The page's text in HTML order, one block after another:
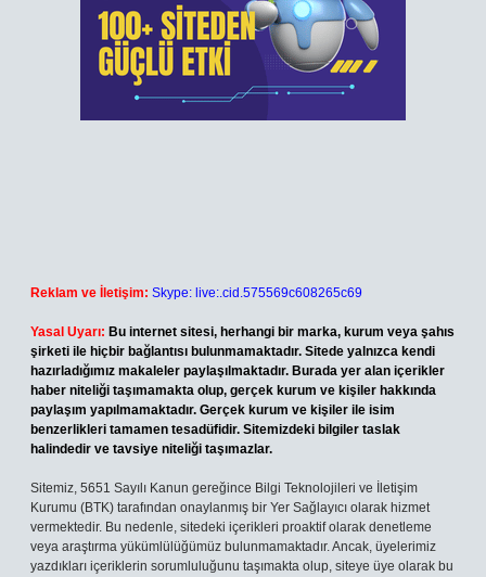
Reklam ve İletişim: Skype: live:.cid.575569c608265c69
Yasal Uyarı: Bu internet sitesi, herhangi bir marka, kurum veya şahıs
şirketi ile hiçbir bağlantısı bulunmamaktadır. Sitede yalnızca kendi
hazırladığımız makaleler paylaşılmaktadır. Burada yer alan içerikler
haber niteliği taşımamakta olup, gerçek kurum ve kişiler hakkında
paylaşım yapılmamaktadır. Gerçek kurum ve kişiler ile isim
benzerlikleri tamamen tesadüfidir. Sitemizdeki bilgiler taslak
halindedir ve tavsiye niteliği taşımazlar.
Sitemiz, 5651 Sayılı Kanun gereğince Bilgi Teknolojileri ve İletişim
Kurumu (BTK) tarafından onaylanmış bir Yer Sağlayıcı olarak hizmet
vermektedir. Bu nedenle, sitedeki içerikleri proaktif olarak denetleme
veya araştırma yükümlülüğümüz bulunmamaktadır. Ancak, üyelerimiz
yazdıkları içeriklerin sorumluluğunu taşımakta olup, siteye üye olarak bu